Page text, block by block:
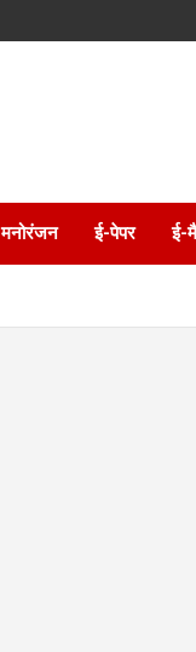
मनोरंजन ई-पेपर ई-